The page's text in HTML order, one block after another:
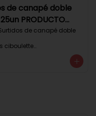
de canapé doble
.
de canapé doble
ciboulette
verde.